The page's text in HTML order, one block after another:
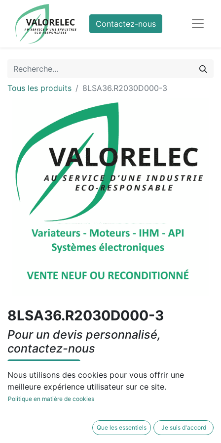
Contactez-nous
Tous les produits 8LSA36.R2030D000-3
8LSA36.R2030D000-3
Pour un devis personnalisé,
contactez-nous
Conditions générales
Nous utilisons des cookies pour vous offrir une
meilleure expérience utilisateur sur ce site.
Politique en matière de cookies
Que les essentiels Je suis d'accord